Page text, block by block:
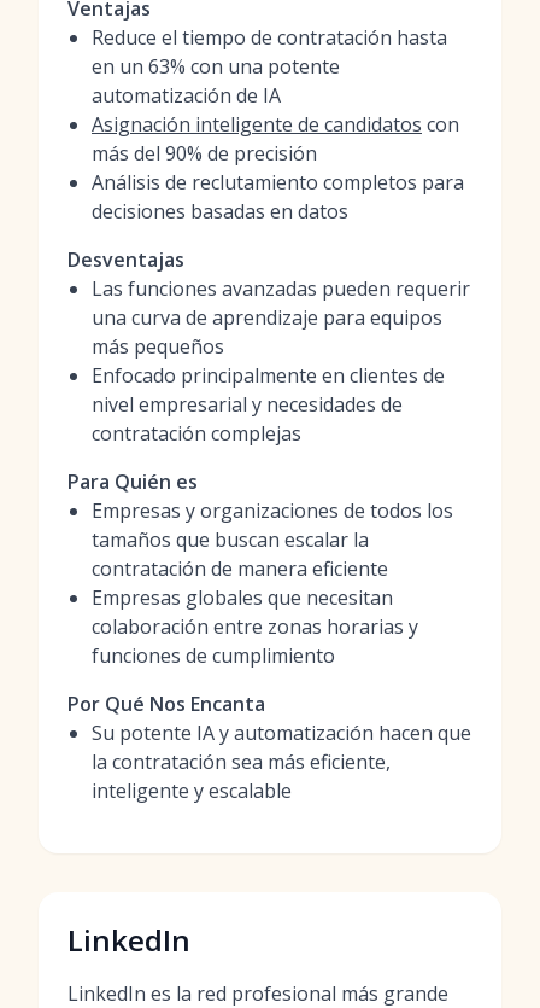
Ventajas
Reduce el tiempo de contratación hasta
en un 63% con una potente
automatización de IA
Asignación inteligente de candidatos con
más del 90% de precisión
Análisis de reclutamiento completos para
decisiones basadas en datos
Desventajas
Las funciones avanzadas pueden requerir
una curva de aprendizaje para equipos
más pequeños
Enfocado principalmente en clientes de
nivel empresarial y necesidades de
contratación complejas
Para Quién es
Empresas y organizaciones de todos los
tamaños que buscan escalar la
contratación de manera eficiente
Empresas globales que necesitan
colaboración entre zonas horarias y
funciones de cumplimiento
Por Qué Nos Encanta
Su potente IA y automatización hacen que
la contratación sea más eficiente,
inteligente y escalable
LinkedIn
LinkedIn es la red profesional más grande